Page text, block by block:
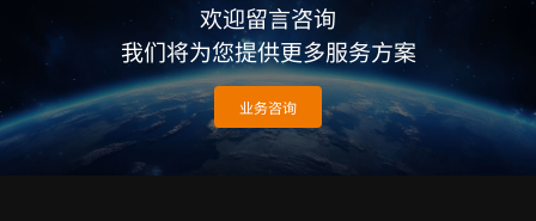
欢迎留言咨询
我们将为您提供更多服务方案
业务咨询